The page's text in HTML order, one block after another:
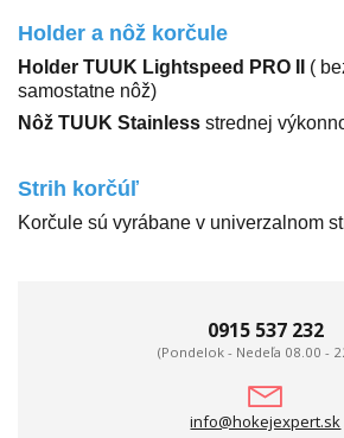
Holder a nôž korčule
Holder TUUK Lightspeed PRO II
(
samostatne nôž)
Nôž TUUK Stainless strednej
Strih korčúľ
Korčule sú vyrábane v univerzalnom
0915 537 232
(Pondelok - Nedeľa 08.00 -
info@hokejexpert.sk